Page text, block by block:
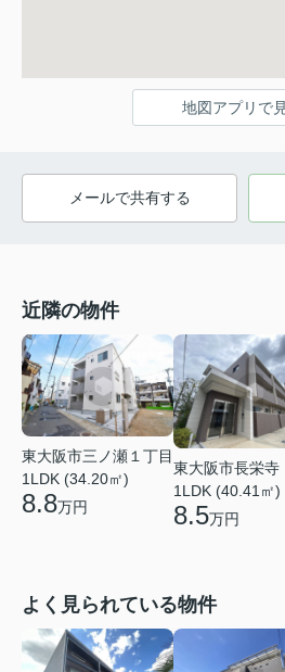
地図アプリで
メールで共有する
近隣の物件
東大阪市三ノ瀬１丁目
1LDK (34.20㎡)
8.8万円
東大阪市長栄寺
1LDK (40.41㎡)
8.5万円
よく見られている物件